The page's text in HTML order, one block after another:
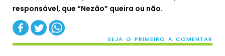
responsável, que “Nezão” queira ou não.
SEJA O PRIMEIRO A COMENTAR